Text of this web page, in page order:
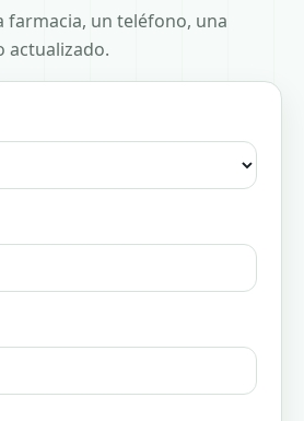
farmacia, un teléfono, una
actualizado.